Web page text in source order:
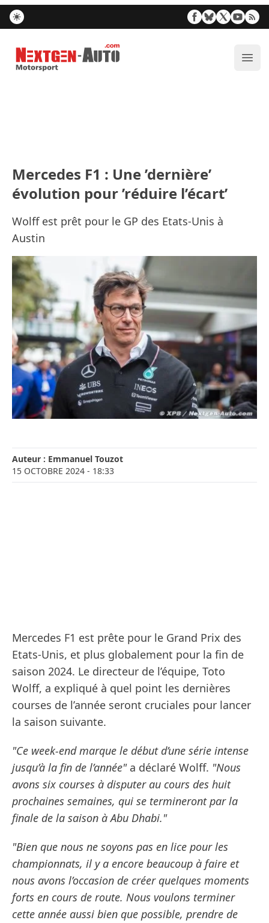
Nextgen-Auto.com
Mercedes F1 : Une ’dernière’
évolution pour ’réduire l’écart’
Wolff est prêt pour le GP des Etats-Unis à
Austin
Auteur : Emmanuel Touzot
15 OCTOBRE 2024 - 18:33
Mercedes F1 est prête pour le Grand Prix des
Etats-Unis, et plus globalement pour la fin de
saison 2024. Le directeur de l’équipe, Toto
Wolff, a expliqué à quel point les dernières
courses de l’année seront cruciales pour lancer
la saison suivante.
"Ce week-end marque le début d’une série intense
jusqu’à la fin de l’année" a déclaré Wolff. "Nous
avons six courses à disputer au cours des huit
prochaines semaines, qui se termineront par la
finale de la saison à Abu Dhabi."
"Bien que nous ne soyons pas en lice pour les
championnats, il y a encore beaucoup à faire et
nous avons l’occasion de créer quelques moments
forts en cours de route. Nous voulons terminer
cette année aussi bien que possible, prendre de